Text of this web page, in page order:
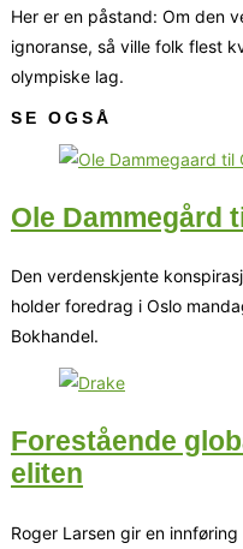
Her er en påstand: Om den
ignoranse, så ville folk flest
olympiske lag.
SE OGSÅ
Ole Dammegård
Den verdenskjente
holder foredrag i Oslo
Bokhandel.
Forestående
eliten
Roger Larsen gir en